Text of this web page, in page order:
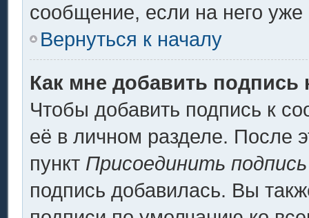
сообщение, если на него уже
Вернуться к началу
Как мне добавить
Чтобы добавить подпись к
её в личном разделе. После
пункт Присоединить подпись
подпись добавилась. Вы